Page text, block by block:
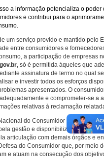
a informação potencializa o poder
e contribui para o
um serviço provido e mantido pelo
entre consumidores e
a participação de empresas
, só é permitida àqueles que
assinatura de termo no qual
e investir todos os esforços
apresentados. O
e comprometer-se a
relativas à reclamação
do Consumidor do Ministério
gestão e disponibilização do
articulação com demais órgãos e
do Consumidor que, por meio
e atuam na consecução dos